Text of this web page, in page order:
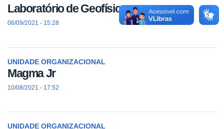
Laboratório de Geofísica
06/09/2021 - 15:28
UNIDADE ORGANIZACIONAL
Magma Jr
10/08/2021 - 17:52
UNIDADE ORGANIZACIONAL